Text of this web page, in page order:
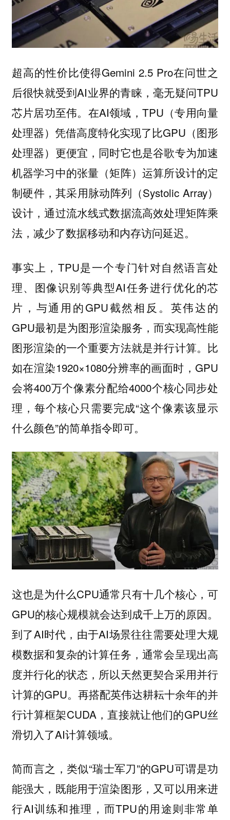
超高的性价比使得Gemini 2.5 Pro在问世之
后很快就受到AI业界的青睐，毫无疑问TPU
芯片居功至伟。在AI领域，TPU（专用向量
处理器）凭借高度特化实现了比GPU（图形
处理器）更便宜，同时它也是谷歌专为加速
机器学习中的张量（矩阵）运算所设计的定
制硬件，其采用脉动阵列（Systolic Array）
设计，通过流水线式数据流高效处理矩阵乘
法，减少了数据移动和内存访问延迟。
事实上，TPU是一个专门针对自然语言处
理、图像识别等典型AI任务进行优化的芯
片，与通用的GPU截然相反。英伟达的
GPU最初是为图形渲染服务，而实现高性能
图形渲染的一个重要方法就是并行计算。比
如在渲染1920×1080分辨率的画面时，GPU
会将400万个像素分配给4000个核心同步处
理，每个核心只需要完成“这个像素该显示
什么颜色”的简单指令即可。
这也是为什么CPU通常只有十几个核心，可
GPU的核心规模就会达到成千上万的原因。
到了AI时代，由于AI场景往往需要处理大规
模数据和复杂的计算任务，通常会呈现出高
度并行化的状态，所以天然更契合采用并行
计算的GPU。再搭配英伟达耕耘十余年的并
行计算框架CUDA，直接就让他们的GPU丝
滑切入了AI计算领域。
简而言之，类似“瑞士军刀”的GPU可谓是功
能强大，既能用于渲染图形，又可以用来进
行AI训练和推理，而TPU的用途则非常单